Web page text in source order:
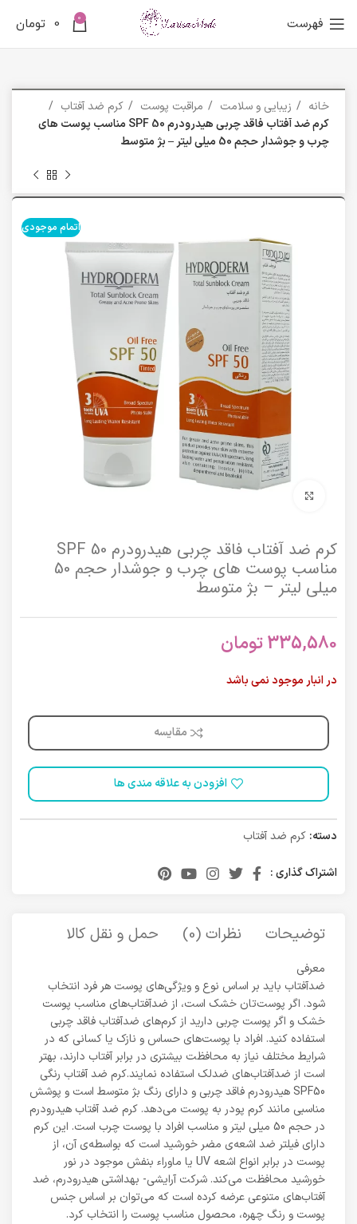
فهرست 0
0 تومان
خانه زیبایی و سلامت مراقبت پوست
کرم ضد آفتاب
کرم ضد آفتاب فاقد چربی هیدرودرم SPF 50 مناسب پوست های
چرب و جوشدار حجم 50 میلی لیتر – بژ متوسط
اتمام موجودی
برای بزرگنمایی کلیک کنید
کرم ضد آفتاب فاقد چربی هیدرودرم SPF 50
مناسب پوست های چرب و جوشدار حجم 50
میلی لیتر – بژ متوسط
335,580تومان
در انبار موجود نمی باشد
مقایسه
افزودن به علاقه مندی ها
دسته: کرم ضد آفتاب
اشتراک گذاری :
توضیحات نظرات (0) حمل و نقل کالا
معرفی
ضدآفتاب‌ باید بر اساس نوع و ویژگی‌های پوست هر فرد انتخاب
شود. اگر پوست‌تان خشک است، از ضدآفتاب‌های مناسب پوست
خشک و اگر پوست چربی دارید از کرم‌های ضدآفتاب فاقد چربی
استفاده کنید. افراد با پوست‌های حساس و نازک یا کسانی که در
شرایط مختلف نیاز به محافظت بیشتری در برابر آفتاب دارند، بهتر
است از ضدآفتاب‌های ضدلک استفاده نمایند.کرم ضد آفتاب رنگی
SPF50 هیدرودرم فاقد چربی و دارای رنگ بژ متوسط است و پوشش
مناسبی مانند کرم پودر به پوست می‌دهد. کرم ضد آفتاب هیدرودرم
در حجم 50 میلی لیتر و مناسب افراد با پوست چرب است. این کرم
دارای فیلتر ضد اشعه‌ی مضر خورشید است که بواسطه‌ی آن، از
پوست در برابر انواع اشعه UV یا ماوراء بنفش موجود در نور
خورشید محافظت می‌کند. شرکت آرایشی- بهداشتی هیدرودرم، ضد
آفتاب‌های متنوعی عرضه کرده است که می‌توان بر اساس جنس
پوست و رنگ چهره، محصول مناسب پوست را انتخاب کرد.